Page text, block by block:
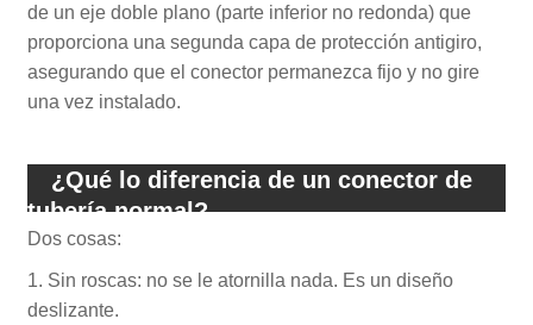
de un eje doble plano (parte inferior no redonda) que
proporciona una segunda capa de protección antigiro,
asegurando que el conector permanezca fijo y no gire
una vez instalado.
¿Qué lo diferencia de un conector de
tubería normal?
Dos cosas:
1. Sin roscas: no se le atornilla nada. Es un diseño
deslizante.